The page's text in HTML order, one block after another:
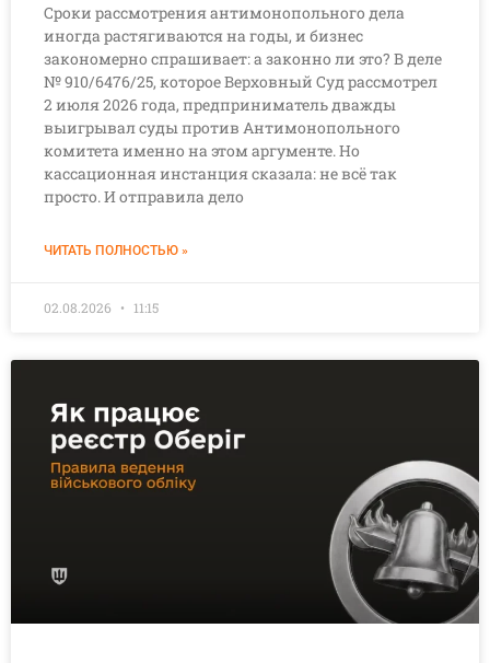
Сроки рассмотрения антимонопольного дела
иногда растягиваются на годы, и бизнес
закономерно спрашивает: а законно ли это? В деле
№ 910/6476/25, которое Верховный Суд рассмотрел
2 июля 2026 года, предприниматель дважды
выигрывал суды против Антимонопольного
комитета именно на этом аргументе. Но
кассационная инстанция сказала: не всё так
просто. И отправила дело
ЧИТАТЬ ПОЛНОСТЬЮ »
02.08.2026 11:15